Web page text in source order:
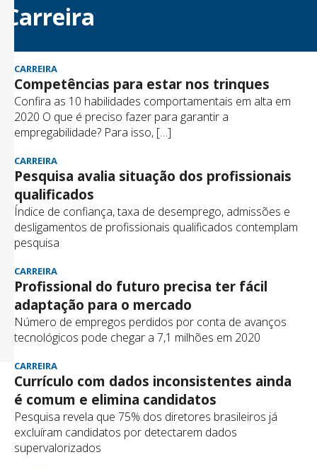
Carreira
CARREIRA
Competências para estar nos trinques
Confira as 10 habilidades comportamentais em alta em
2020 O que é preciso fazer para garantir a
empregabilidade? Para isso, […]
CARREIRA
Pesquisa avalia situação dos profissionais
qualificados
Índice de confiança, taxa de desemprego, admissões e
desligamentos de profissionais qualificados contemplam
pesquisa
CARREIRA
Profissional do futuro precisa ter fácil
adaptação para o mercado
Número de empregos perdidos por conta de avanços
tecnológicos pode chegar a 7,1 milhões em 2020
CARREIRA
Currículo com dados inconsistentes ainda
é comum e elimina candidatos
Pesquisa revela que 75% dos diretores brasileiros já
excluíram candidatos por detectarem dados
supervalorizados